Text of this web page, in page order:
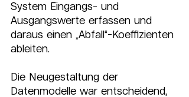
System Eingangs- und
Ausgangswerte erfassen und
daraus einen „Abfall“-Koeffizienten
ableiten.
Die Neugestaltung der
Datenmodelle war entscheidend,